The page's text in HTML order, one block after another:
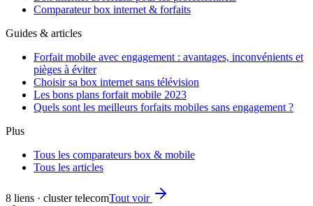
Comparateur box internet & forfaits
Guides & articles
Forfait mobile avec engagement : avantages, inconvénients et
pièges à éviter
Choisir sa box internet sans télévision
Les bons plans forfait mobile 2023
Quels sont les meilleurs forfaits mobiles sans engagement ?
Plus
Tous les comparateurs box & mobile
Tous les articles
8 liens · cluster telecomTout voir